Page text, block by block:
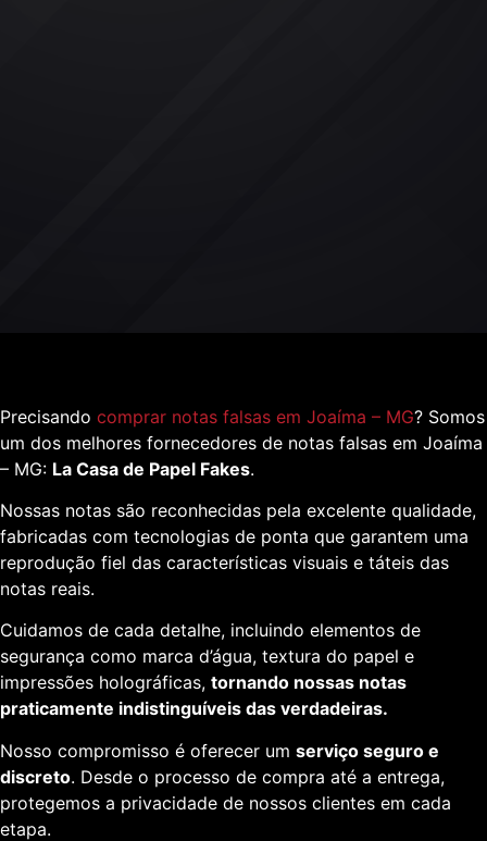
Precisando comprar notas falsas em Joaíma – MG? Somos
um dos melhores fornecedores de notas falsas em Joaíma
– MG: La Casa de Papel Fakes.
Nossas notas são reconhecidas pela excelente qualidade,
fabricadas com tecnologias de ponta que garantem uma
reprodução fiel das características visuais e táteis das
notas reais.
Cuidamos de cada detalhe, incluindo elementos de
segurança como marca d’água, textura do papel e
impressões holográficas, tornando nossas notas
praticamente indistinguíveis das verdadeiras.
Nosso compromisso é oferecer um serviço seguro e
discreto. Desde o processo de compra até a entrega,
protegemos a privacidade de nossos clientes em cada
etapa.